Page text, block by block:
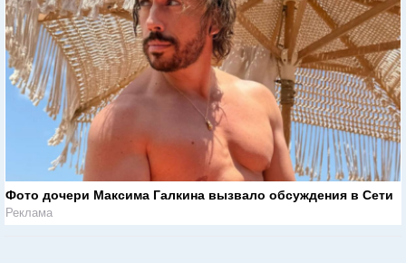
Фото дочери Максима Галкина вызвало обсуждения в Сети
Реклама